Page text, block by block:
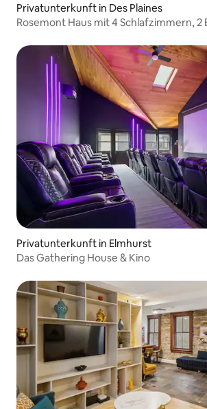
Privatunterkunft in Des Plaines
Rosemont Haus mit 4 Schlafzimmern, 2
Privatunterkunft in Elmhurst
Das Gathering House & Kino